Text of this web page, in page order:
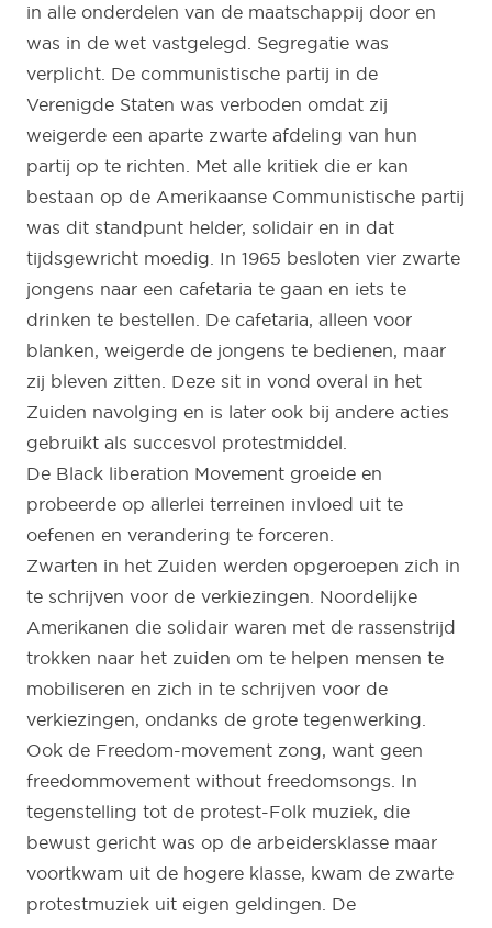
in alle onderdelen van de maatschappij door en
was in de wet vastgelegd. Segregatie was
verplicht. De communistische partij in de
Verenigde Staten was verboden omdat zij
weigerde een aparte zwarte afdeling van hun
partij op te richten. Met alle kritiek die er kan
bestaan op de Amerikaanse Communistische partij
was dit standpunt helder, solidair en in dat
tijdsgewricht moedig. In 1965 besloten vier zwarte
jongens naar een cafetaria te gaan en iets te
drinken te bestellen. De cafetaria, alleen voor
blanken, weigerde de jongens te bedienen, maar
zij bleven zitten. Deze sit in vond overal in het
Zuiden navolging en is later ook bij andere acties
gebruikt als succesvol protestmiddel.
De Black liberation Movement groeide en
probeerde op allerlei terreinen invloed uit te
oefenen en verandering te forceren.
Zwarten in het Zuiden werden opgeroepen zich in
te schrijven voor de verkiezingen. Noordelijke
Amerikanen die solidair waren met de rassenstrijd
trokken naar het zuiden om te helpen mensen te
mobiliseren en zich in te schrijven voor de
verkiezingen, ondanks de grote tegenwerking.
Ook de Freedom-movement zong, want geen
freedommovement without freedomsongs. In
tegenstelling tot de protest-Folk muziek, die
bewust gericht was op de arbeidersklasse maar
voortkwam uit de hogere klasse, kwam de zwarte
protestmuziek uit eigen geldingen. De